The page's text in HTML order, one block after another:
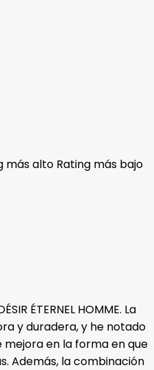
más alto Rating más bajo
ÉTERNEL HOMME. La
y duradera, y he notado
en la forma en que
Además, la combinación